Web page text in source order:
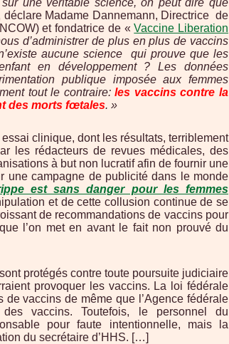
une véritable science, on peut dire que
déclare Madame Dannemann, Directrice de
et fondatrice de «Vaccine Liberation
d’administrer de plus en plus de vaccins
aucune science
qui prouve que les
en développement ? Les données
publique imposée aux femmes
tout le contraire:les vaccins contre la
des morts fœtales. »
clinique, dont les résultats, terriblement
les rédacteurs de revues médicales, des
à but non lucratif afin de fournir une
une campagne de publicité dans le monde
est sans danger pour les femmes
et de cette collusion continue de se
de recommandations de vaccins pour
l’on met en avant le fait non prouvé du
protégés contre toute poursuite judiciaire
provoquer les vaccins. La loi fédérale
vaccins de même que l’Agence fédérale
vaccins. Toutefois, le personnel du
pour faute intentionnelle, mais la
du secrétaire d’HHS. […]